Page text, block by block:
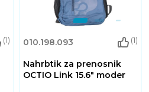
(1) 010.198.093 (1)
Nahrbtik za prenosnik
OCTIO Link 15.6" moder